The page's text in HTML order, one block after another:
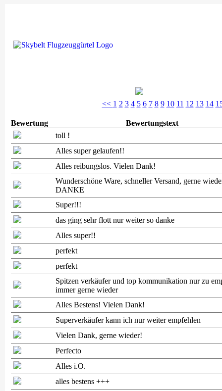
<< 1 2 3 4 5 6 7 8 9 10 11 12 13 14
Bewertung
Bewertungstext
toll !
Alles super gelaufen!!
Alles reibungslos. Vielen Dank!
Wunderschöne Ware, schneller Versand, gerne
DANKE
Super!!!
das ging sehr flott nur weiter so danke
Alles super!!
perfekt
perfekt
Spitzen verkäufer und top kommunikation nur zu
immer gerne wieder
Alles Bestens! Vielen Dank!
Superverkäufer kann ich nur weiter empfehlen
Vielen Dank, gerne wieder!
Perfecto
Alles i.O.
alles bestens +++